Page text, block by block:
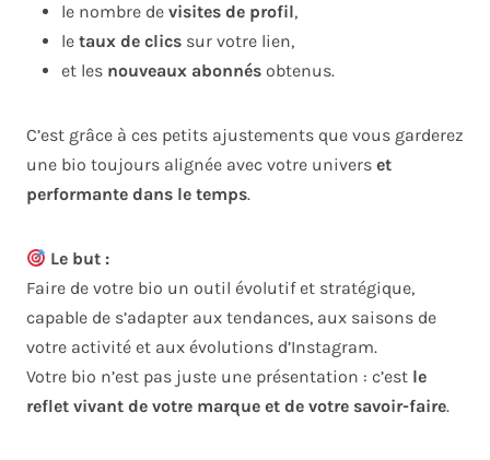
le nombre de visites de profil,
le taux de clics sur votre lien,
et les nouveaux abonnés obtenus.
C’est grâce à ces petits ajustements que vous garderez
une bio toujours alignée avec votre univers et
performante dans le temps.
Le but :
Faire de votre bio un outil évolutif et stratégique,
capable de s’adapter aux tendances, aux saisons de
votre activité et aux évolutions d’Instagram.
Votre bio n’est pas juste une présentation : c’est le
reflet vivant de votre marque et de votre savoir-faire.